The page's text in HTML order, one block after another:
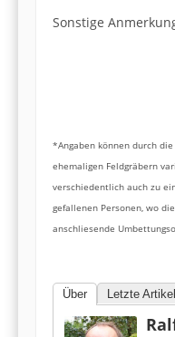
Sonstige
*Angaben können durch
ehemaligen Feldgräbern
verschiedentlich auch zu
gefallenen Personen, wo
anschliesende
Über Letzte Artikel